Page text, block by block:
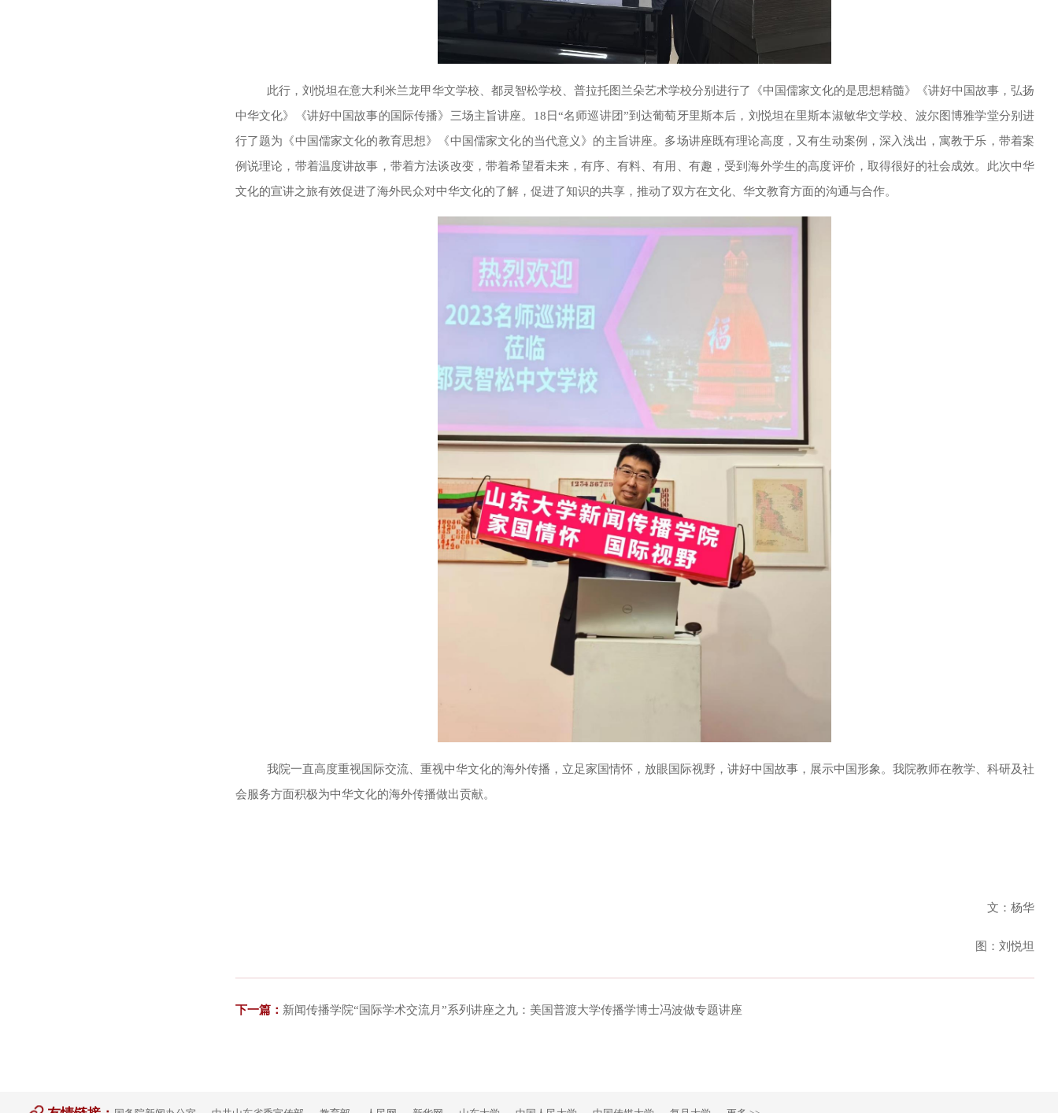
此行，刘悦坦在意大利米兰龙甲华文学校、都灵智松学校、普拉托图兰朵艺术学校分别进行了《中国儒家文化的是思想精髓》《讲好中国故事，弘扬
中华文化》《讲好中国故事的国际传播》三场主旨讲座。 18日“名师巡讲团”到达葡萄牙里斯本后，刘悦坦在里斯本淑敏华文学校、波尔图博雅学堂分别进
行了题为《中国儒家文化的教育思想》《中国儒家文化的当代意义》的主旨讲座。多场讲座既有理论高度，又有生动案例，深入浅出，寓教于乐，带着案
例说理论，带着温度讲故事，带着方法谈改变，带着希望看未来，有序、有料、有用、有趣，受到海外学生的高度评价，取得很好的社会成效。此次中华
文化的宣讲之旅有效促进了海外民众对中华文化的了解，促进了知识的共享，推动了双方在文化、华文教育方面的沟通与合作。
我院一直高度重视国际交流、重视中华文化的海外传播，立足家国情怀，放眼国际视野，讲好中国故事，展示中国形象。我院教师在教学、科研及社
会服务方面积极为中华文化的海外传播做出贡献。
文：杨华
图：刘悦坦
下一篇： 新闻传播学院“国际学术交流月”系列讲座之九：美国普渡大学传播学博士冯波做专题讲座